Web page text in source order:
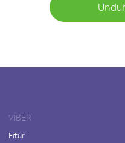
VIBER
Fitur